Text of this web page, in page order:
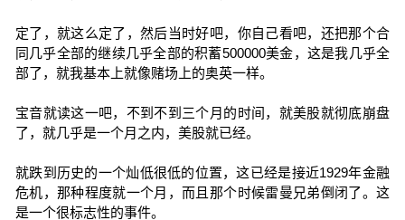
定了，就这么定了，然后当时好吧，你自己看吧，还把那个合
同几乎全部的继续几乎全部的积蓄500000美金，这是我几乎全
部了，就我基本上就像赌场上的奥英一样。
宝音就读这一吧，不到不到三个月的时间，就美股就彻底崩盘
了，就几乎是一个月之内，美股就已经。
就跌到历史的一个灿低很低的位置，这已经是接近1929年金融
危机，那种程度就一个月，而且那个时候雷曼兄弟倒闭了。这
是一个很标志性的事件。